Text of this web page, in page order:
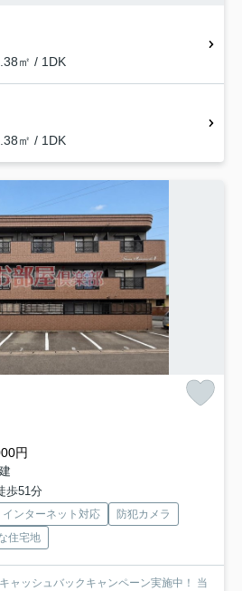
㎡ / 1DK
㎡ / 1DK
円
歩51分
インターネット対応
防犯カメラ
住宅地
ャッシュバックキャンペーン実施中！ 当